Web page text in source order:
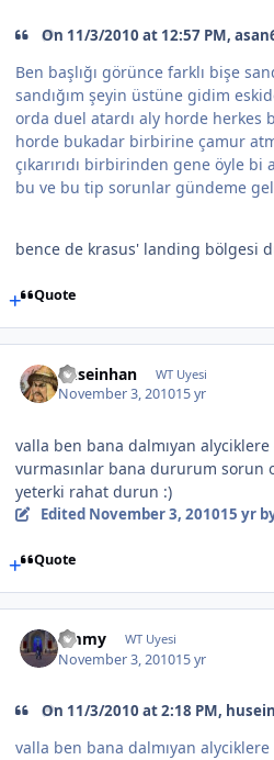
On 11/3/2010 at 12:57 PM,
Ben başlığı görünce farklı bişe
sandığım şeyin üstüne gidim
orda duel atardı aly horde herkes
horde bukadar birbirine çamur
çıkarırıdı birbirinden gene öyle
bu ve bu tip sorunlar gündeme
bence de krasus' landing bölgesi
Quote
huseinhan WT Uyesi
November 3, 201015 yr
valla ben bana dalmıyan
vurmasınlar bana dururum sorun
yeterki rahat durun :)
Edited November 3, 201015 yr
Quote
emmy WT Uyesi
November 3, 201015 yr
On 11/3/2010 at 2:18 PM,
valla ben bana dalmıyan